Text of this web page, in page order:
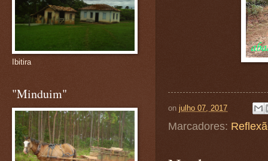
on julho 07, 2017
Marcadores:
Ibitira
"Minduim"